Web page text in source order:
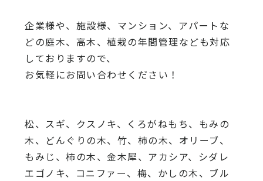
企業様や、施設様、マンション、アパートな
どの庭木、高木、植栽の年間管理なども対応
しておりますので、
お気軽にお問い合わせください！
松、スギ、クスノキ、くろがねもち、もみの
木、どんぐりの木、 竹、柿の木、オリーブ、
もみじ、柿の木、金木犀、アカシア、 シダレ
エゴノキ、コニファー、梅、かしの木、ブル